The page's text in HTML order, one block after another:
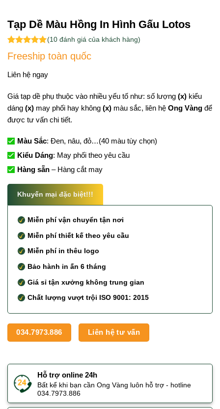
Tạp Dề Màu Hồng In Hình Gấu Lotos
5.00
trên 5
dựa trên
10
(10đánh giá của khách hàng)
Freeship toàn quốc
Liên hệ ngay
Giá tạp dề phụ thuộc vào nhiều yếu tố như: số lượng (x)kiểu
dáng (x)may phối hay không (x)màu sắc, liên hệ Ong Vàngđể
được tư vấn chi tiết.
Màu Sắc: Đen, nâu, đỏ…(40 màu tùy chọn)
Kiểu Dáng: May phối theo yêu cầu
Hàng sẵn– Hàng cắt may
Khuyến mại đặc biệt!!!
Miễn phí vận chuyển tận nơi
Miễn phí thiết kế theo yêu cầu
Miễn phí in thêu logo
Bảo hành in ấn 6 tháng
Giá sỉ tận xưởng không trung gian
Chất lượng vượt trội ISO 9001: 2015
034.7973.886 Liên hệ tư vấn
Hỗ trợ online 24h
Bất kể khi bạn cần Ong Vàng luôn hỗ trợ - hotline
034.7973.886